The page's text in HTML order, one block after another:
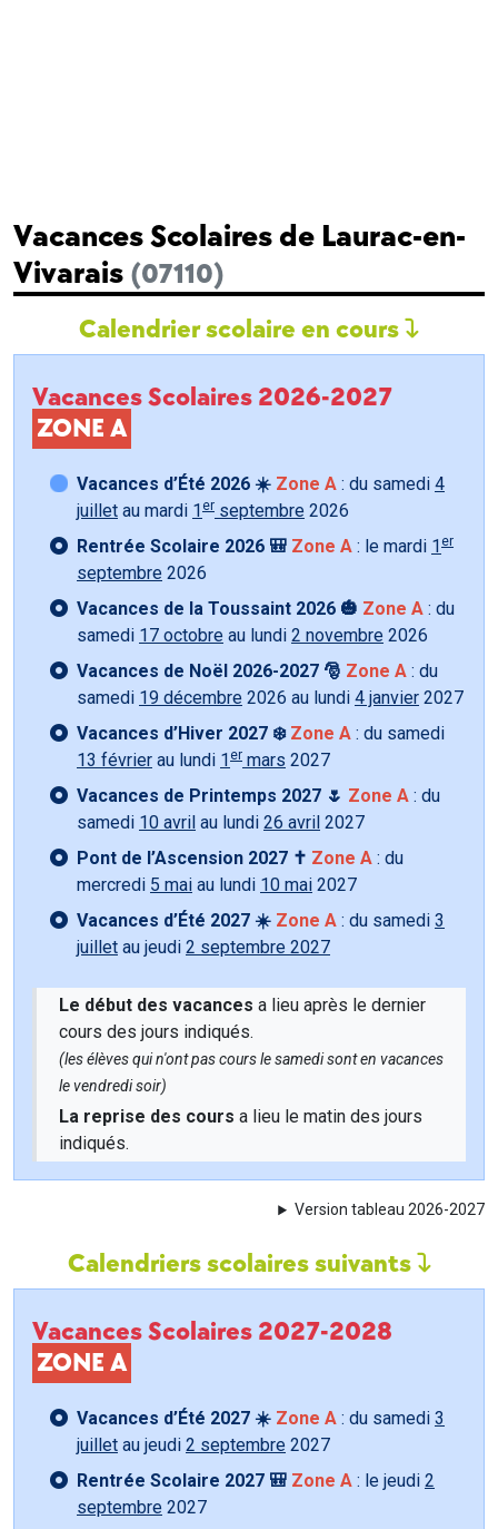
Vacances Scolaires de Laurac-en-
Vivarais (07110)
Calendrier scolaire en cours
Vacances Scolaires 2026-2027
ZONE A
Vacances d’Été 2026 ☀️ Zone A : du samedi 4
juillet au mardi 1 er septembre 2026
Rentrée Scolaire 2026 🎒 Zone A : le mardi 1 er
septembre 2026
Vacances de la Toussaint 2026 🎃 Zone A : du
samedi 17 octobre au lundi 2 novembre 2026
Vacances de Noël 2026-2027 🎅 Zone A : du
samedi 19 décembre 2026 au lundi 4 janvier 2027
Vacances d’Hiver 2027 ❄️ Zone A : du samedi
13 février au lundi 1 er mars 2027
Vacances de Printemps 2027 🌷 Zone A : du
samedi 10 avril au lundi 26 avril 2027
Pont de l’Ascension 2027 ✝️ Zone A : du
mercredi 5 mai au lundi 10 mai 2027
Vacances d’Été 2027 ☀️ Zone A : du samedi 3
juillet au jeudi 2 septembre 2027
Le début des vacances a lieu après le dernier
cours des jours indiqués.
(les élèves qui n'ont pas cours le samedi sont en vacances
le vendredi soir)
La reprise des cours a lieu le matin des jours
indiqués.
Version tableau 2026-2027
Calendriers scolaires suivants
Vacances Scolaires 2027-2028
ZONE A
Vacances d’Été 2027 ☀️ Zone A : du samedi 3
juillet au jeudi 2 septembre 2027
Rentrée Scolaire 2027 🎒 Zone A : le jeudi 2
septembre 2027